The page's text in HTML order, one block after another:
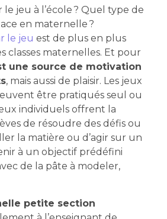
jeu à l’école ? Quel type de
en maternelle ?
le jeu est de plus en plus
classes maternelles. Et pour
une source de motivation
, mais aussi de plaisir. Les jeux
être pratiqués seul ou
individuels offrent la
de résoudre des défis ou
la matière ou d’agir sur un
à un objectif prédéfini
de la pâte à modeler,
petite section